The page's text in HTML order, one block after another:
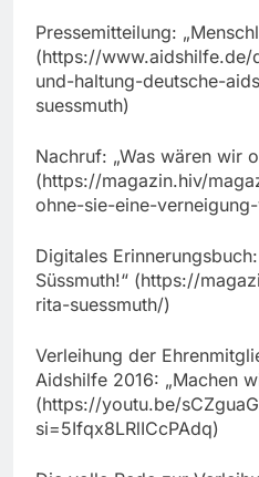
Pressemitteilung:
(https://www.aidshilfe.de/
und-haltung-deutsche-
suessmuth)
Nachruf: „Was wären wir
(https://magazin.hiv/
ohne-sie-eine-
Digitales
Süssmuth!“ (https://
rita-suessmuth/)
Verleihung der
Aidshilfe 2016: „Machen
(https://youtu.be/
si=5Ifqx8LRlICcPAdq)